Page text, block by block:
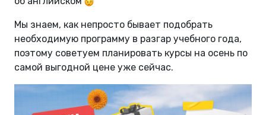
Мы знаем, как непросто бывает подобрать
необходимую программу в разгар учебного года,
поэтому советуем планировать курсы на осень по
самой выгодной цене уже сейчас.